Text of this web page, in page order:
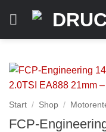
Inhalt
springen
Start / Shop /
FCP-